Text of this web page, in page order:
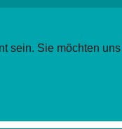
sein. Sie möchten